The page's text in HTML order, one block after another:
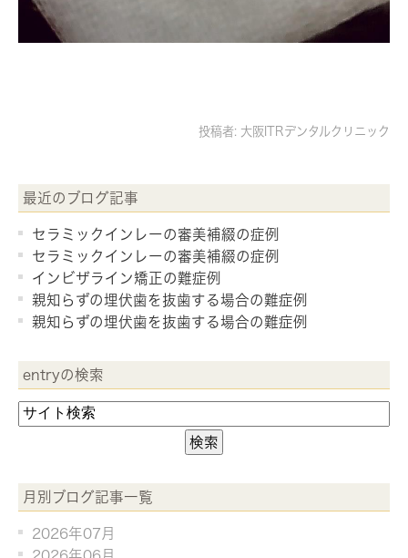
投稿者: 大阪ITRデンタルクリニック
最近のブログ記事
セラミックインレーの審美補綴の症例
セラミックインレーの審美補綴の症例
インビザライン矯正の難症例
親知らずの埋伏歯を抜歯する場合の難症例
親知らずの埋伏歯を抜歯する場合の難症例
entryの検索
月別ブログ記事一覧
2026年07月